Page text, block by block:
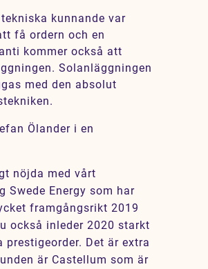
kunnande var
få ordern och en
kommer också att
Solanläggningen
med den absolut
Ölander i en
nöjda med vårt
Swede Energy som har
framgångsrikt 2019
också inleder 2020 starkt
prestigeorder. Det är extra
är Castellum som är